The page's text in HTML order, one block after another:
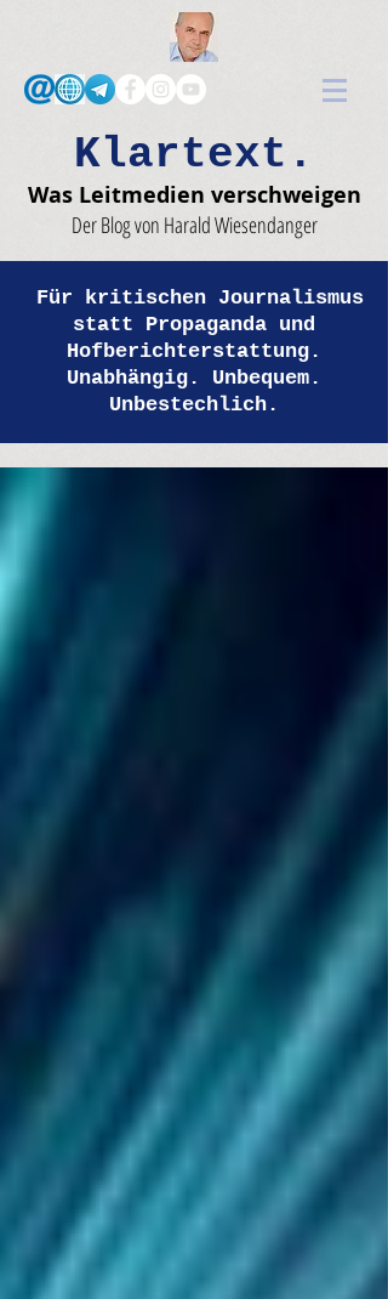
Klartext.
Was Leitmedien verschweigen
Der Blog von Harald Wiesendanger
Für kritischen Journalismus
statt Propaganda und
Hofberichterstattung.
Unabhängig. Unbequem.
Unbestechlich.